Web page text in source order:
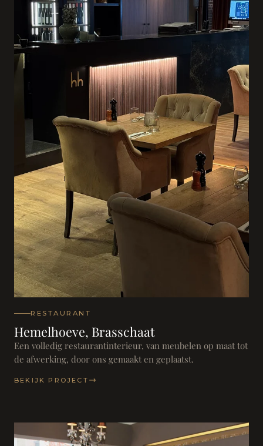
RESTAURANT
Hemelhoeve, Brasschaat
Een volledig restaurantinterieur, van meubelen op maat tot
de afwerking, door ons gemaakt en geplaatst.
BEKIJK PROJECT